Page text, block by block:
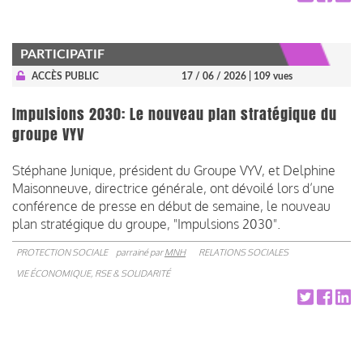
PARTICIPATIF
ACCÈS PUBLIC 17 / 06 / 2026 | 109 vues
Impulsions 2030: Le nouveau plan stratégique du
groupe VYV
Stéphane Junique, président du Groupe VYV, et Delphine
Maisonneuve, directrice générale, ont dévoilé lors d’une
conférence de presse en début de semaine, le nouveau
plan stratégique du groupe, "Impulsions 2030".
PROTECTION SOCIALE parrainé parMNH
RELATIONS SOCIALES
VIE ÉCONOMIQUE, RSE & SOLIDARITÉ